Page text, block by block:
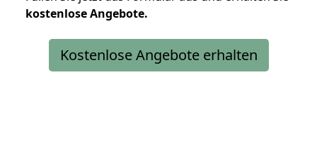
kostenloseAngebote.
Kostenlose Angebote erhalten